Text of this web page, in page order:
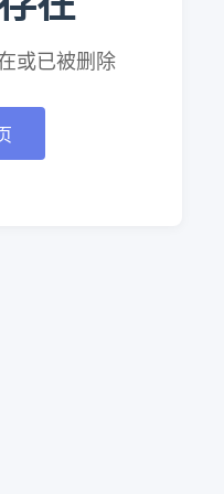
或已被删除